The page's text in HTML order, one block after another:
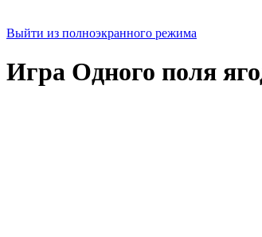
Выйти из полноэкранного режима
Игра Одного поля